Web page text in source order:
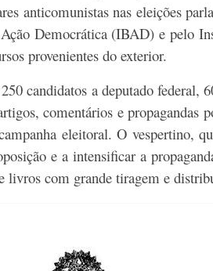
anticomunistas nas eleições
Democrática (IBAD) e pelo
provenientes do exterior.
candidatos a deputado federal,
comentários e propagandas
eleitoral. O vespertino,
e a intensificar a
livros com grande tiragem e